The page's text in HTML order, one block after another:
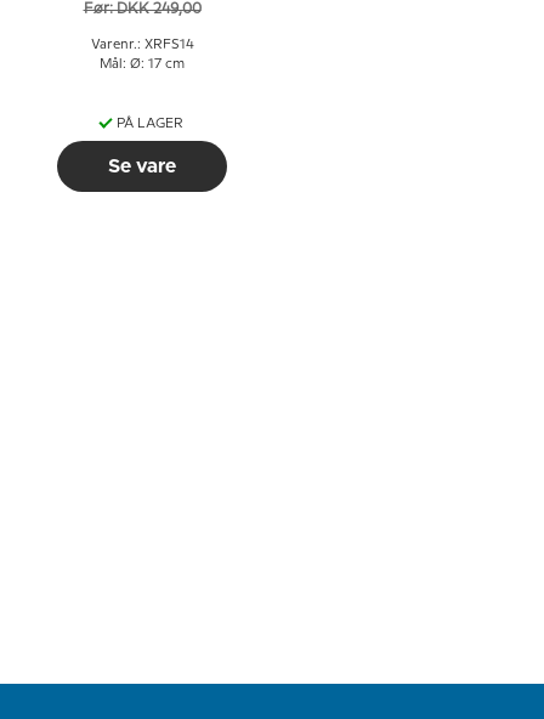
Før: DKK 249,00
Varenr.: XRFS14
Mål: Ø: 17 cm
PÅ LAGER
Se vare